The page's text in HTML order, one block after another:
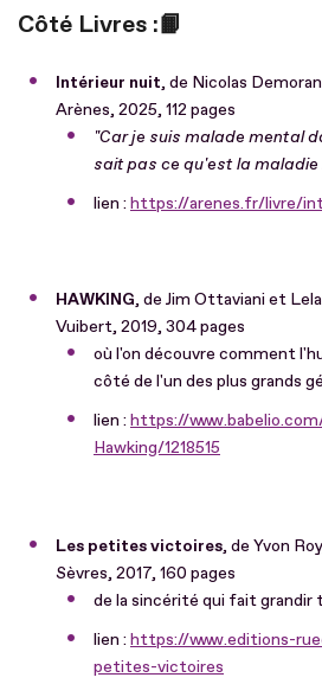
Côté Livres :📙
Intérieur nuit, de Nicolas
Arènes, 2025, 112 pages
"Car je suis malade mental
sait pas ce qu'est la maladie
lien : https://arenes.fr/livre/
HAWKING, de Jim Ottaviani et
Vuibert, 2019, 304 pages
où l'on découvre comment
côté de l'un des plus grands
lien : https://
Hawking/1218515
Les petites victoires, de Yvon
Sèvres, 2017, 160 pages
de la sincérité qui fait grandir
lien : https://www.editions-
petites-victoires